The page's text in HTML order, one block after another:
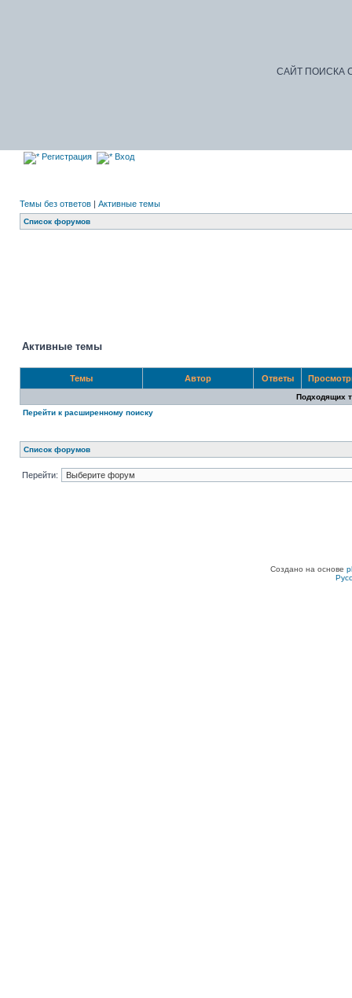
САЙТ ПОИСКА
Регистрация Вход
Темы без ответов | Активные темы
Список форумов
Активные темы
Темы Автор Ответы
Подходящих
Перейти к расширенному поиску
Список форумов
Перейти:
Создано на основе